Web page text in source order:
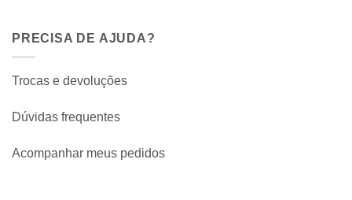
PRECISA DE AJUDA?
Trocas e devoluções
Dúvidas frequentes
Acompanhar meus pedidos